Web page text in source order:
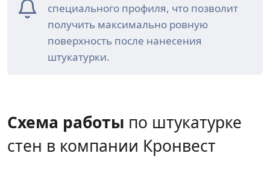
специального профиля, что позволит
получить максимально ровную
поверхность после нанесения
штукатурки.
Схема работы по штукатурке
стен в компании Кронвест